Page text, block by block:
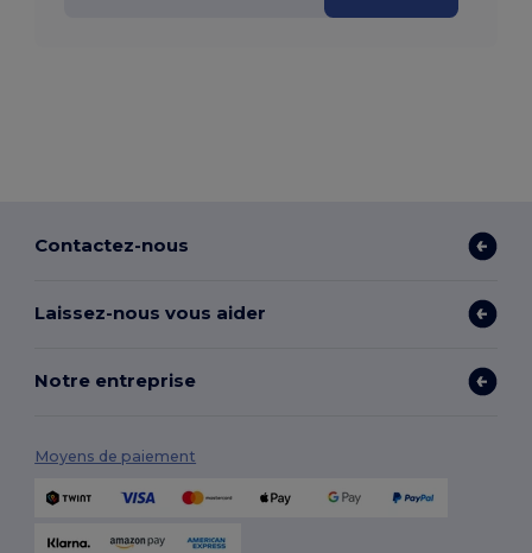
Contactez-nous
Laissez-nous vous aider
Notre entreprise
Moyens de paiement